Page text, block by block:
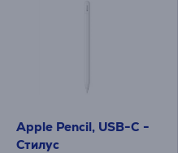
Apple Pencil, USB-C -
Стилус